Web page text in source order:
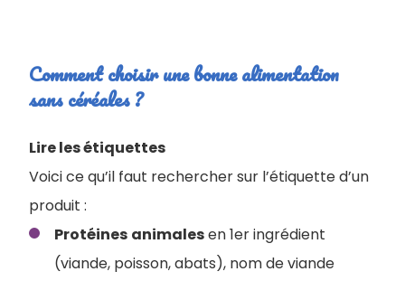
Comment choisir une bonne alimentation
sans céréales ?
Lire les étiquettes
Voici ce qu’il faut rechercher sur l’étiquette d’un
produit :
Protéines animalesen 1er ingrédient
(viande, poisson, abats), nom de viande